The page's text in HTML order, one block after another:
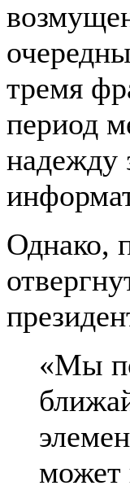
тремя
период
надежду
Однако,
«Мы
может